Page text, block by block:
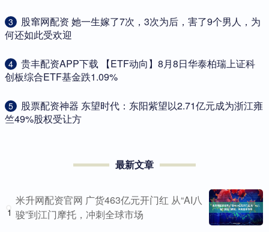
3
​股窜网配资 她一生嫁了7次，3次为后，害了9个男人，为
何还如此受欢迎
4
​贵丰配资APP下载 【ETF动向】8月8日华泰柏瑞上证科
创板综合ETF基金跌1.09%
5
​股票配资神器 东望时代：东阳紫望以2.71亿元成为浙江雍
竺49%股权受让方
最新文章
1
米升网配资官网 广货463亿元开门红 从“AI八
骏”到江门摩托，冲刺全球市场